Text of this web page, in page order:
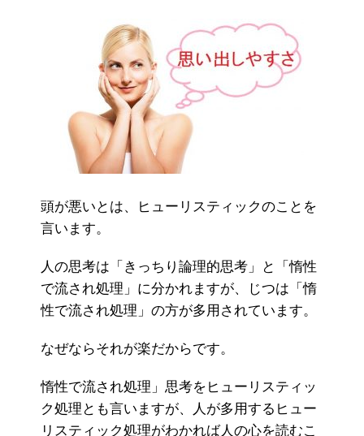
頭が悪いとは、ヒューリスティックのことを
言います。
人の思考は「きっちり論理的思考」と「惰性
で流され処理」に分かれますが、じつは「惰
性で流され処理」の方が多用されています。
なぜならそれが楽だからです。
惰性で流され処理」思考をヒューリスティッ
ク処理とも言いますが、人が多用するヒュー
リスティック処理がわかれば人の心を読むこ